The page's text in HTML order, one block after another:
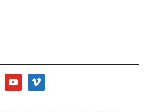
youtube vimeo